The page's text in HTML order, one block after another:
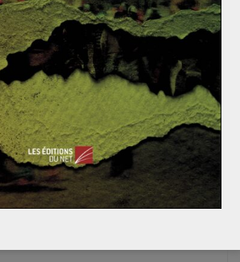
la force conjointe bénéficiait
l’appui de la France. L’opération
en 2014, a fourni matériel, conseil et
du G5. L’ONU est présente via un
s’étend à dix pays sahéliens. Enfin,
bénéficiait d’un plan de formation de
(EUTM Mali).